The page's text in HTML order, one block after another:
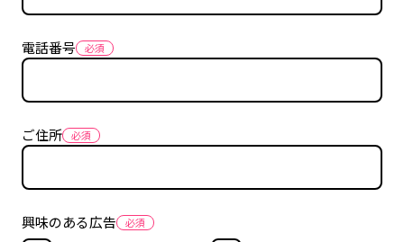
電話番号
ご住所
興味のある広告